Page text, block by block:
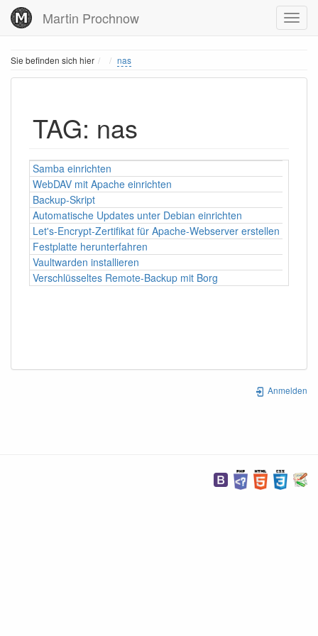
Martin Prochnow
Sie befinden sich hier Home
nas
TAG: nas
Samba einrichten
WebDAV mit Apache einrichten
Backup-Skript
Automatische Updates unter Debian einrichten
Let's-Encrypt-Zertifikat für Apache-Webserver erstellen
Festplatte herunterfahren
Vaultwarden installieren
Verschlüsseltes Remote-Backup mit Borg
Anmelden